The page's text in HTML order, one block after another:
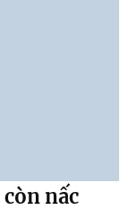
nấc